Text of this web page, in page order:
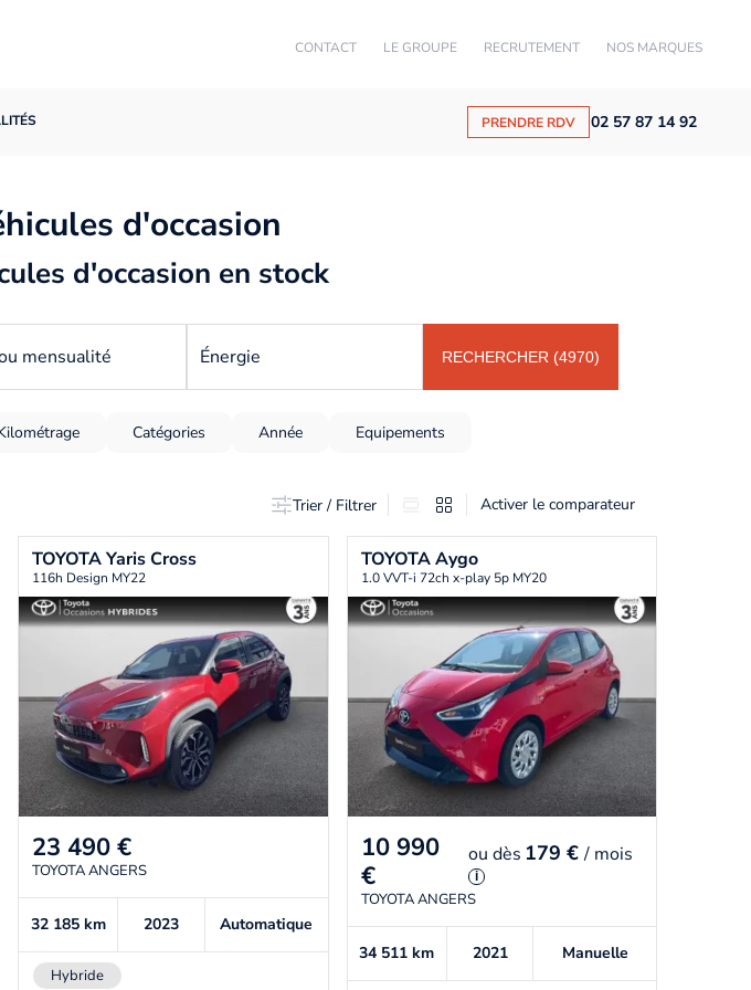
CONTACT LE GROUPE RECRUTEMENT NOS MARQUES
PRENDRE RDV 02 57 87 14 92
d'occasion
d'occasion en stock
mensualité Énergie RECHERCHER (4970)
Catégories Année Equipements
Trier / Filtrer Activer le comparateur
TOYOTAYaris Cross
116h Design MY22
23 490 €
TOYOTA ANGERS
32 185 km 2023 Automatique
Hybride
TOYOTAAygo
1.0 VVT-i 72ch x-play 5p MY20
10 990
€
ou dès 179 € / mois
i
TOYOTA ANGERS
34 511km 2021 Manuelle